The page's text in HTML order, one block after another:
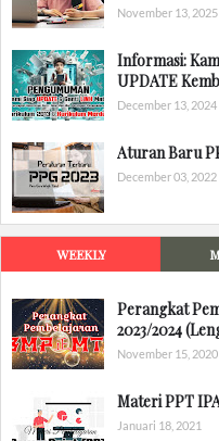
November 13, 2025
Informasi:
UPDATE
December 13, 2024
Aturan Baru
December 03, 2022
WEEKLY
Perangkat
2023/2024
November 15, 2020
Materi PPT
Januari 18, 2021